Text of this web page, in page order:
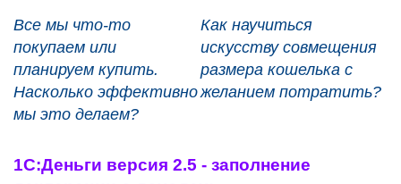
Все мы что-то
покупаем или
планируем купить.
Насколько эффективно
мы это делаем?
Как научиться
искусству совмещения
размера кошелька с
желанием потратить?
1С:Деньги версия 2.5 - заполнение